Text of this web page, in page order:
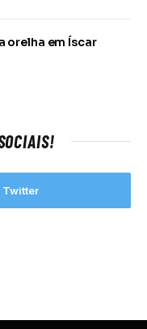
orelha em Íscar
Twitter